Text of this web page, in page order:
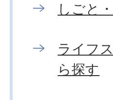
しごと
ライフ
ら探す